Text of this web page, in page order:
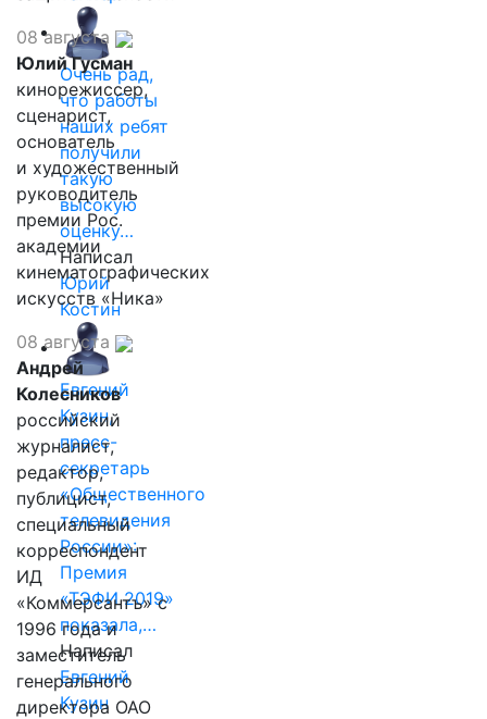
Очень рад,
что работы
наших ребят
получили
такую
высокую
оценку…
Написал
Юрий
Костин
Евгений
Кузин,
пресс-
секретарь
«Общественного
телевидения
России»:
Премия
«ТЭФИ 2019»
показала,…
Написал
Евгений
Кузин
08 августа
Юлий Гусман
кинорежиссер,
сценарист,
основатель
и художественный
руководитель
премии Рос.
академии
кинематографических
искусств «Ника»
08 августа
Андрей
Колесников
российский
журналист,
редактор,
публицист,
специальный
корреспондент
ИД
«Коммерсантъ» с
1996 года и
заместитель
генерального
директора ОАО